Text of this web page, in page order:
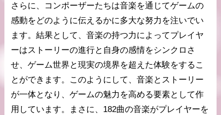
さらに、コンポーザーたちは音楽を通じてゲームの
感動をどのように伝えるかに多大な努力を注いでい
ます。結果として、音楽の持つ力によってプレイヤ
ーはストーリーの進行と自身の感情をシンクロさ
せ、ゲーム世界と現実の境界を超えた体験をするこ
とができます。このようにして、音楽とストーリー
が一体となり、ゲームの魅力を高める要素として作
用しています。まさに、182曲の音楽がプレイヤーを